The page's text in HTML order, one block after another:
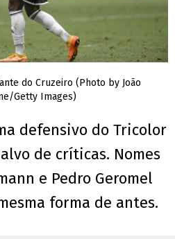
do Cruzeiro (Photo by João
Getty Images)
defensivo do Tricolor
de críticas. Nomes
e Pedro Geromel
forma de antes.